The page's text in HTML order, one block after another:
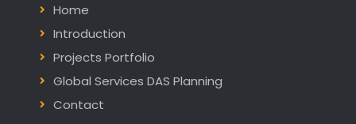
Home
Introduction
Projects Portfolio
Global Services DAS Planning
Contact